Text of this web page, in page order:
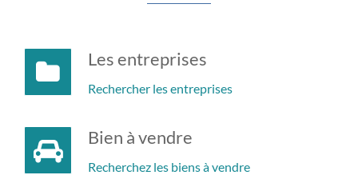
Les entreprises
Rechercher les entreprises
Bien à vendre
Recherchez les biens à vendre